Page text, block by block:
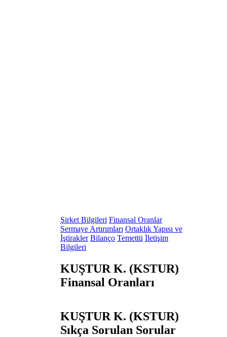
Şirket Bilgileri Finansal Oranlar
Sermaye Artırımları Ortaklık Yapısı ve
İştirakler Bilanço Temettü İletişim
Bilgileri
KUŞTUR K. (KSTUR)
Finansal Oranları
KUŞTUR K. (KSTUR)
Sıkça Sorulan Sorular